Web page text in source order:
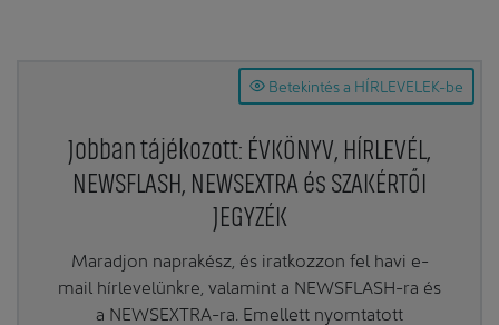
Betekintés a HÍRLEVELEK-be
Jobban tájékozott: ÉVKÖNYV, HÍRLEVÉL,
NEWSFLASH, NEWSEXTRA és SZAKÉRTŐI
JEGYZÉK
Maradjon naprakész, és iratkozzon fel havi e-
mail hírlevelünkre, valamint a NEWSFLASH-ra és
a NEWSEXTRA-ra. Emellett nyomtatott